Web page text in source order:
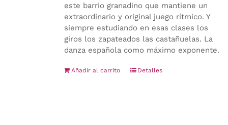
este barrio granadino que mantiene un
extraordinario y original juego rítmico. Y
siempre estudiando en esas clases los
giros los zapateados las castañuelas. La
danza española como máximo exponente.
Añadir al carrito Detalles